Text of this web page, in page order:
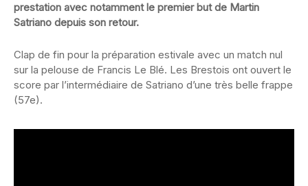
prestation avec notamment le premier but de Martin
Satriano depuis son retour.
Clap de fin pour la préparation estivale avec un match nul
sur la pelouse de Francis Le Blé. Les Brestois ont ouvert le
score par l’intermédiaire de Satriano d’une très belle frappe
(57e).